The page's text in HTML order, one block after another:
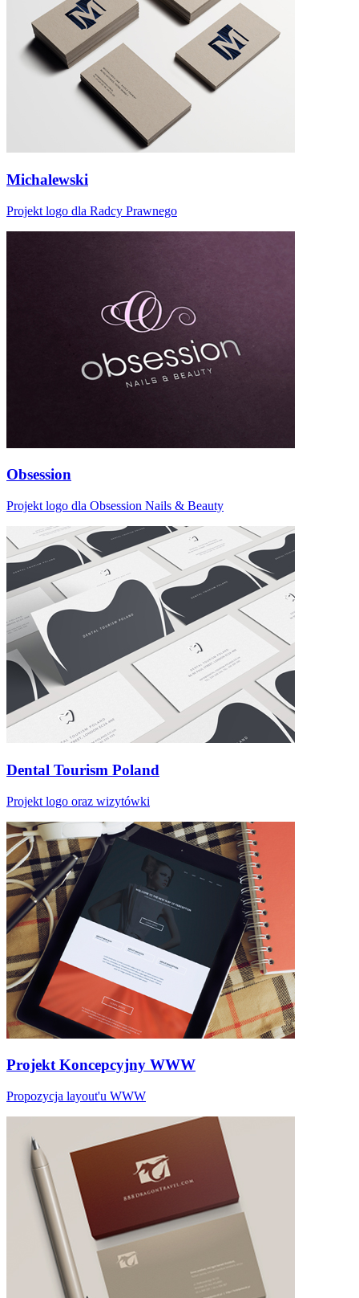
Michalewski
Projekt logo dla Radcy Prawnego
Obsession
Projekt logo dla Obsession Nails & Beauty
Dental Tourism Poland
Projekt logo oraz wizytówki
Projekt Koncepcyjny WWW
Propozycja layout'u WWW